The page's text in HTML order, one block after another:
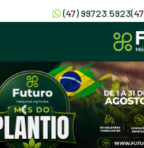
(47) 99723.5923(47